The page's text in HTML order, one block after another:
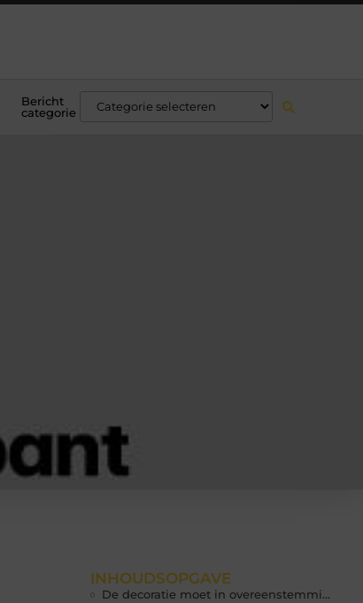
Bericht
categorie
INHOUDSOPGAVE
De decoratie moet in overeenstemming zijn met het feestje